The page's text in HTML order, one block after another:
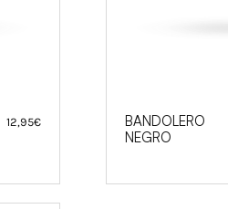
12,95€
BANDOLERO
NEGRO